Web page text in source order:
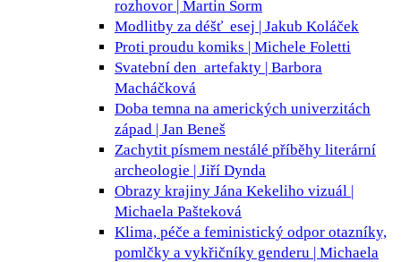
rozhovor | Martin Šorm
Modlitby za déšť esej | Jakub Koláček
Proti proudu komiks | Michele Foletti
Svatební den artefakty | Barbora
Macháčková
Doba temna na amerických univerzitách
západ | Jan Beneš
Zachytit písmem nestálé příběhy literární
archeologie | Jiří Dynda
Obrazy krajiny Jána Kekeliho vizuál |
Michaela Pašteková
Klima, péče a feministický odpor otazníky,
pomlčky a vykřičníky genderu | Michaela